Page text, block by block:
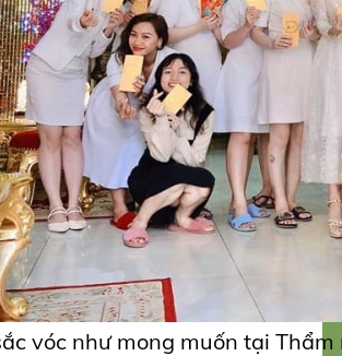
vóc như mong muốn tại